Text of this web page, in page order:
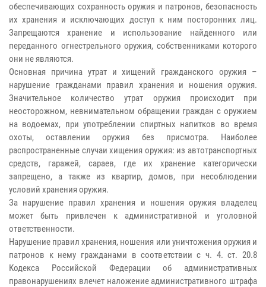
обеспечивающих сохранность оружия и патронов, безопасность
их хранения и исключающих доступ к ним посторонних лиц.
Запрещаются хранение и использование найденного или
переданного огнестрельного оружия, собственниками которого
они не являются.
Основная причина утрат и хищений гражданского оружия –
нарушение гражданами правил хранения и ношения оружия.
Значительное количество утрат оружия происходит при
неосторожном, невнимательном обращении граждан с оружием
на водоемах, при употреблении спиртных напитков во время
охоты, оставлении оружия без присмотра. Наиболее
распространенные случаи хищения оружия: из автотранспортных
средств, гаражей, сараев, где их хранение категорически
запрещено, а также из квартир, домов, при несоблюдении
условий хранения оружия.
За нарушение правил хранения и ношения оружия владелец
может быть привлечен к административной и уголовной
ответственности.
Нарушение правил хранения, ношения или уничтожения оружия и
патронов к нему гражданами в соответствии с ч. 4. ст. 20.8
Кодекса Российской Федерации об административных
правонарушениях влечет наложение административного штрафа